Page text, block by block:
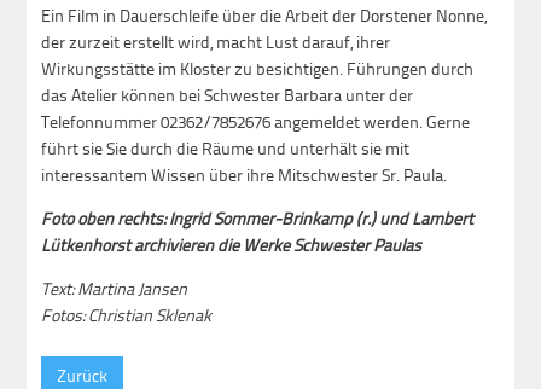
Ein Film in Dauerschleife über die Arbeit der Dorstener Nonne,
der zurzeit erstellt wird, macht Lust darauf, ihrer
Wirkungsstätte im Kloster zu besichtigen. Führungen durch
das Atelier können bei Schwester Barbara unter der
Telefonnummer 02362/7852676 angemeldet werden. Gerne
führt sie Sie durch die Räume und unterhält sie mit
interessantem Wissen über ihre Mitschwester Sr. Paula.
Foto oben rechts: Ingrid Sommer-Brinkamp (r.) und Lambert
Lütkenhorst archivieren die Werke Schwester Paulas
Text: Martina Jansen
Fotos: Christian Sklenak
Zurück